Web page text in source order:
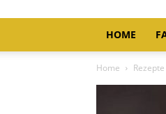
HOME
Home Rezepte